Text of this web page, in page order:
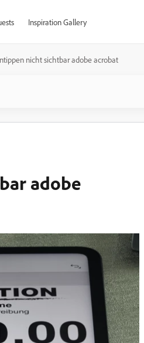
Inspiration Gallery
nicht sichtbar adobe acrobat
adobe